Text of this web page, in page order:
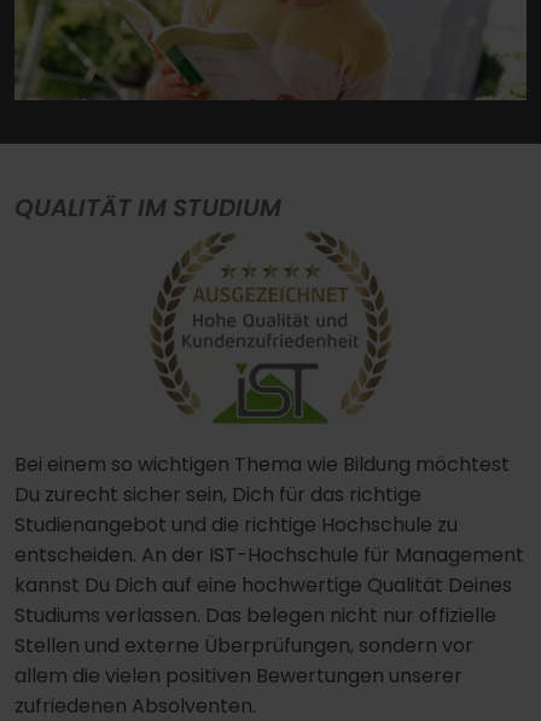
QUALITÄT IM STUDIUM
Bei einem so wichtigen Thema wie Bildung möchtest
Du zurecht sicher sein, Dich für das richtige
Studienangebot und die richtige Hochschule zu
entscheiden. An der IST-Hochschule für Management
kannst Du Dich auf eine hochwertige Qualität Deines
Studiums verlassen. Das belegen nicht nur offizielle
Stellen und externe Überprüfungen, sondern vor
allem die vielen positiven Bewertungen unserer
zufriedenen Absolventen.